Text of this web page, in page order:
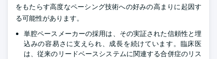
をもたらす高度なペーシング技術への好みの高まりに起因す
る可能性があります。
単腔ペースメーカーの採用は、その実証された信頼性と埋
込みの容易さに支えられ、成長を続けています。臨床医
は、従来のリードベースシステムに関連する合併症のリス